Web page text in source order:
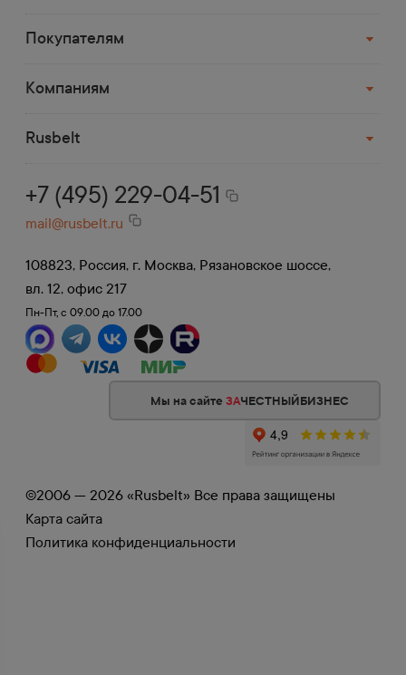
Покупателям
Компаниям
Rusbelt
+7 (495) 229-04-51
mail@rusbelt.ru
108823, Россия, г. Москва, Рязановское шоссе,
вл. 12, офис 217
Пн-Пт, с 09.00 до 17.00
Мы на сайте ЗАЧЕСТНЫЙБИЗНЕС
©2006 — 2026 «Rusbelt» Все права защищены
Карта сайта
Политика конфиденциальности